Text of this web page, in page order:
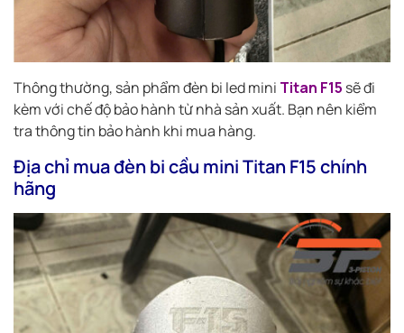
Thông thường, sản phẩm đèn bi led mini Titan F15 sẽ đi
kèm với chế độ bảo hành từ nhà sản xuất. Bạn nên kiểm
tra thông tin bảo hành khi mua hàng.
Địa chỉ mua đèn bi cầu mini Titan F15 chính
hãng